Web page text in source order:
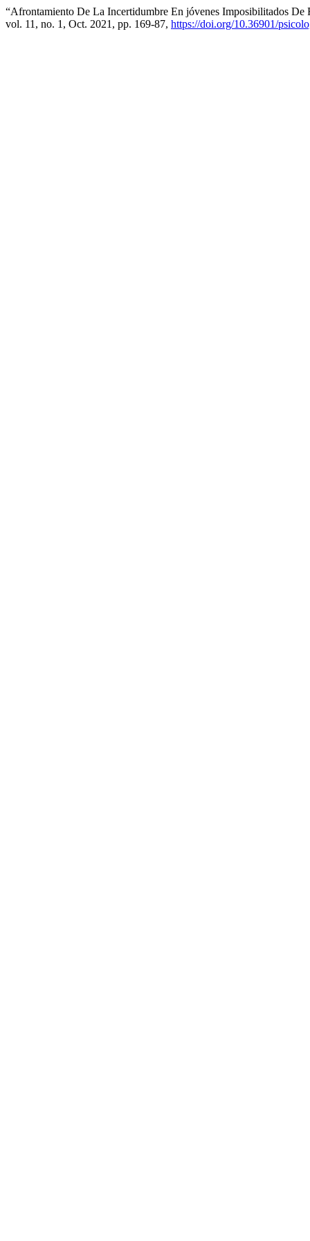
“Afrontamiento De La Incertidumbre En jóvenes Imposibilitados
vol. 11, no. 1, Oct. 2021, pp. 169-87, https://doi.org/10.36901/